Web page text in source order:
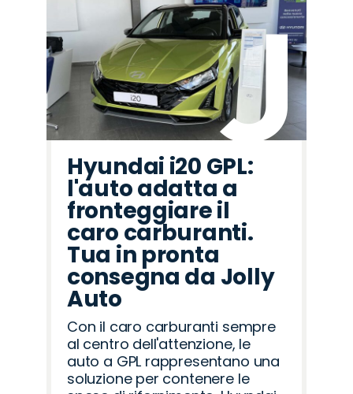
Hyundai i20 GPL:
l'auto adatta a
fronteggiare il
caro carburanti.
Tua in pronta
consegna da Jolly
Auto
Con il caro carburanti sempre
al centro dell'attenzione, le
auto a GPL rappresentano una
soluzione per contenere le